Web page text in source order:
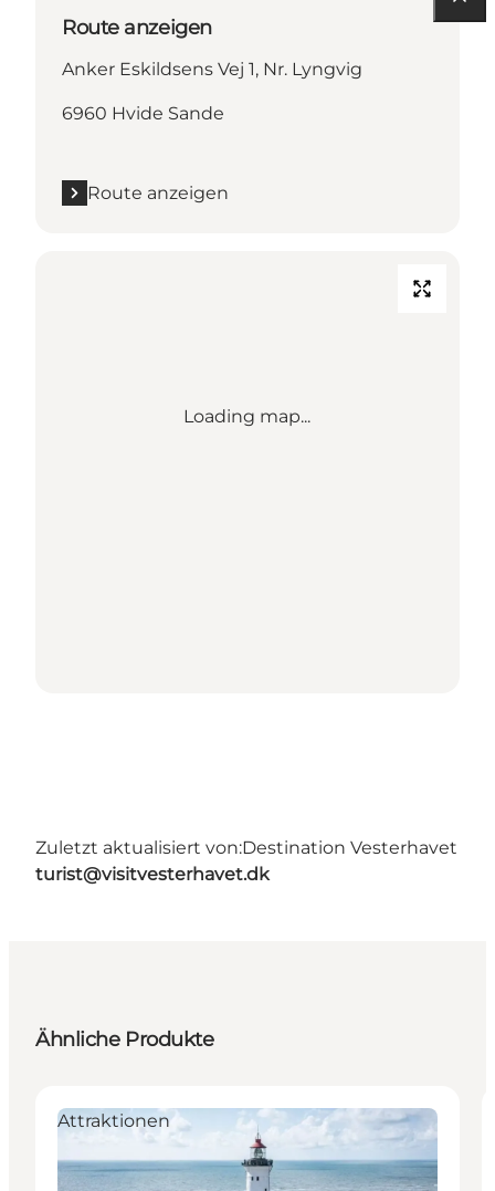
Route anzeigen
Anker Eskildsens Vej 1, Nr. Lyngvig
6960 Hvide Sande
Route anzeigen
Loading map...
Zuletzt aktualisiert von:Destination Vesterhavet
turist@visitvesterhavet.dk
Ähnliche Produkte
Attraktionen